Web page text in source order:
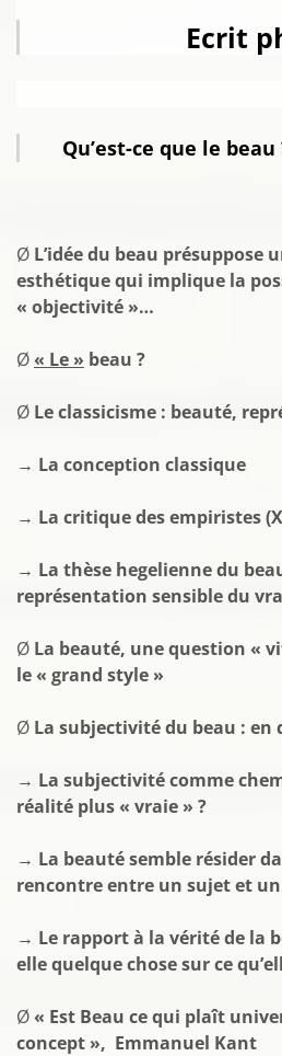
Ecrit
Qu’est-ce que le
Ø L’idée du beau présuppose
esthétique qui implique la
« objectivité »…
Ø« Le » beau ?
Ø Le classicisme : beauté,
→ La conception classique
→ La critique des empiristes
→ La thèse hegelienne du
représentation sensible du
Ø La beauté, une question «
le « grand style »
Ø La subjectivité du beau : en
→ La subjectivité comme
réalité plus « vraie » ?
→ La beauté semble résider
rencontre entre un sujet et
→ Le rapport à la vérité de la
elle quelque chose sur ce
Ø« Est Beau ce qui plaît
concept », Emmanuel Kant